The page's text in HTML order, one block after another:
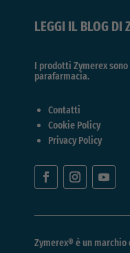
LEGGI IL BLOG DI
I prodotti Zymerex
parafarmacia.
Contatti
Cookie Policy
Privacy Policy
Zymerex® è un